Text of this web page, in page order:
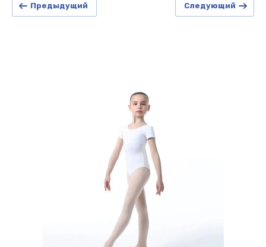
Предыдущий Следующий